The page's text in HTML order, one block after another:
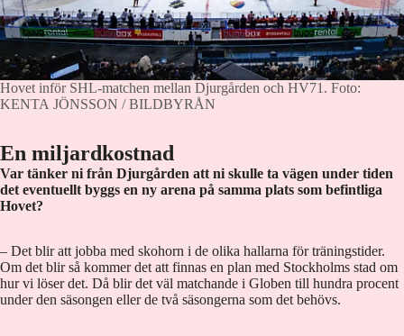
Hovet inför SHL-matchen mellan Djurgården och HV71. Foto:
KENTA JÖNSSON / BILDBYRÅN
En miljardkostnad
Var tänker ni från Djurgården att ni skulle ta vägen under tiden
det eventuellt byggs en ny arena på samma plats som befintliga
Hovet?
– Det blir att jobba med skohorn i de olika hallarna för träningstider.
Om det blir så kommer det att finnas en plan med Stockholms stad om
hur vi löser det. Då blir det väl matchande i Globen till hundra procent
under den säsongen eller de två säsongerna som det behövs.